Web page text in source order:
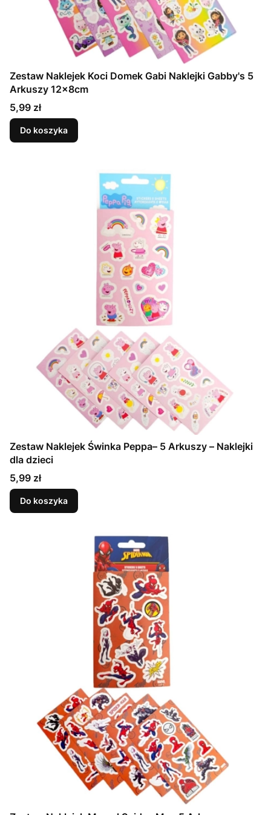
Zestaw Naklejek Koci Domek Gabi Naklejki Gabby's 5
Arkuszy 12x8cm
Cena
5,99 zł
Do koszyka
Zestaw Naklejek Świnka Peppa– 5 Arkuszy – Naklejki
dla dzieci
Cena
5,99 zł
Do koszyka